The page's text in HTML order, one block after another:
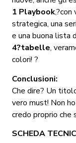
1 Playbook,?con
strategica, una
e una buona lista
4?tabelle,
colori! ?
Conclusioni:
Che dire? Un
vero must! Non
credo proprio che
SCHEDA